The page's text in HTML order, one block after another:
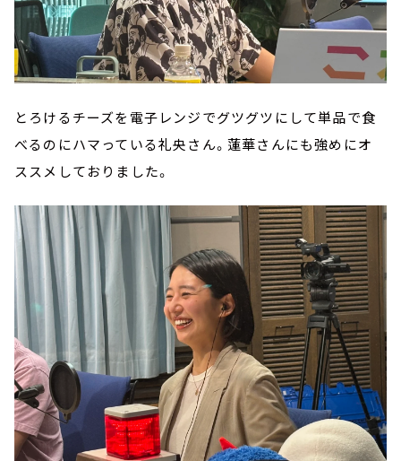
とろけるチーズを電子レンジでグツグツにして単品で食
べるのにハマっている礼央さん。蓮華さんにも強めにオ
ススメしておりました。